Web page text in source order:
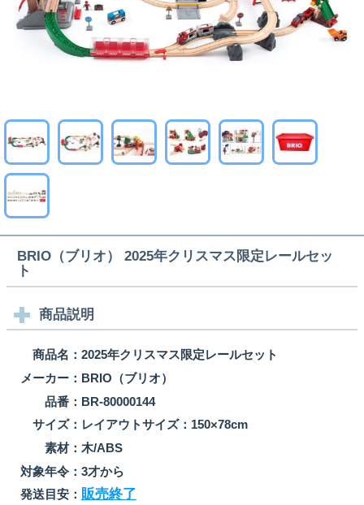
BRIO（ブリオ） 2025年クリスマス限定レールセッ
ト
商品説明
商品名： 2025年クリスマス限定レールセット
メーカー： BRIO（ブリオ）
品番： BR-80000144
サイズ： レイアウトサイズ：150×78cm
素材： 木/ABS
対象年令： 3才から
発送目安： 販売終了